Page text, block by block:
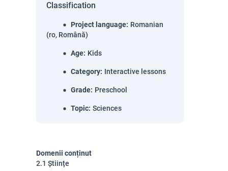
Classification
Project language: Romanian
(ro, Română)
Age: Kids
Category: Interactive lessons
Grade: Preschool
Topic: Sciences
Domenii conținut
2.1 Științe